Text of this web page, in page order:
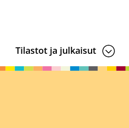
Tilastot ja julkaisut